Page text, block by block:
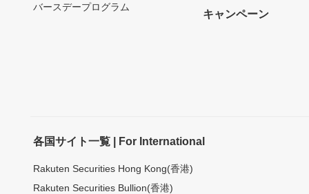
バースデープログラム
キャンペーン
各国サイト一覧 | For International
Rakuten Securities Hong Kong(香港)
Rakuten Securities Bullion(香港)